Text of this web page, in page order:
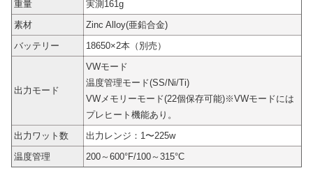
重量
実測161g
素材
Zinc Alloy(亜鉛合金)
バッテリー
18650×2本（別売）
出力モード
VWモード
温度管理モード(SS/Ni/Ti)
VWメモリーモード(22個保存可能)※VWモードには
プレヒート機能あり。
出力ワット数
出力レンジ：1〜225w
温度管理
200～600°F/100～315°C